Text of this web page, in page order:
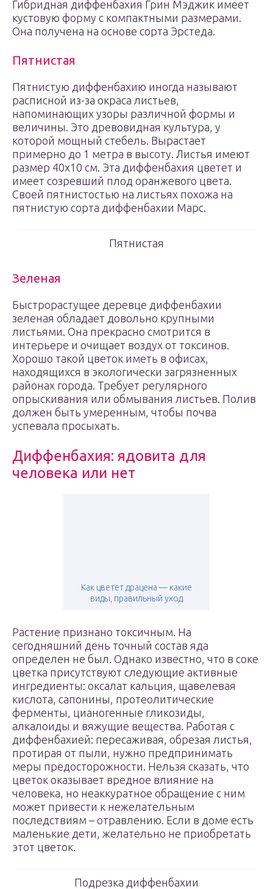
Гибридная диффенбахия Грин Мэджик имеет
кустовую форму с компактными размерами.
Она получена на основе сорта Эрстеда.
Пятнистая
Пятнистую диффенбахию иногда называют
расписной из-за окраса листьев,
напоминающих узоры различной формы и
величины. Это древовидная культура, у
которой мощный стебель. Вырастает
примерно до 1 метра в высоту. Листья имеют
размер 40х10 см. Эта диффенбахия цветет и
имеет созревший плод оранжевого цвета.
Своей пятнистостью на листьях похожа на
пятнистую сорта диффенбахии Марс.
Пятнистая
Зеленая
Быстрорастущее деревце диффенбахии
зеленая обладает довольно крупными
листьями. Она прекрасно смотрится в
интерьере и очищает воздух от токсинов.
Хорошо такой цветок иметь в офисах,
находящихся в экологически загрязненных
районах города. Требует регулярного
опрыскивания или обмывания листьев. Полив
должен быть умеренным, чтобы почва
успевала просыхать.
Диффенбахия: ядовита для
человека или нет
Как цветет драцена — какие
виды, правильный уход
Растение признано токсичным. На
сегодняшний день точный состав яда
определен не был. Однако известно, что в соке
цветка присутствуют следующие активные
ингредиенты: оксалат кальция, щавелевая
кислота, сапонины, протеолитические
ферменты, цианогенные гликозиды,
алкалоиды и вяжущие вещества. Работая с
диффенбахией: пересаживая, обрезая листья,
протирая от пыли, нужно предпринимать
меры предосторожности. Нельзя сказать, что
цветок оказывает вредное влияние на
человека, но неаккуратное обращение с ним
может привести к нежелательным
последствиям – отравлению. Если в доме есть
маленькие дети, желательно не приобретать
этот цветок.
Подрезка диффенбахии